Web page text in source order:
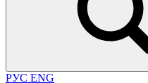
РУС ENG